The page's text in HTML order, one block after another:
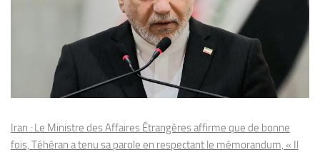
Iran : Le Ministre des Affaires Étrangères affirme que de bonne
fois, Téhéran a tenu sa parole en respectant le mémorandum, « Il